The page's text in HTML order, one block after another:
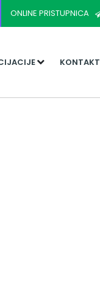
ONLINE PRISTUPNICA
KONTAKT